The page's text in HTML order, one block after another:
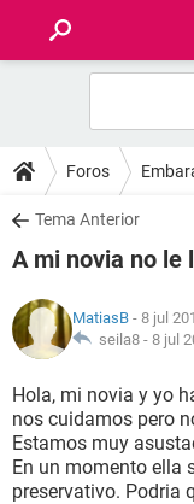
FOROS
SALUD
NUTRICIÓN
BIENESTAR
SEXUALIDAD
Foros
Tema Anterior
A mi novia no le
MatiasB - 8 jul
seila8 - 8 jul
Hola, mi novia y yo
nos cuidamos pero
Estamos muy
En un momento ella
preservativo. Podria